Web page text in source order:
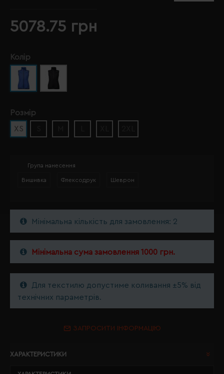
5078.75 грн
Колір
Розмір
XS
Група нанесення
Вишивка Флексодрук Шеврон
Мінімальна кількість для замовлення: 2
Мінімальна сума замовлення 1000 грн.
Для текстилю допустиме коливання ±5% від
технічних параметрів.
ЗАПРОСИТИ ІНФОРМАЦІЮ
ХАРАКТЕРИСТИКИ